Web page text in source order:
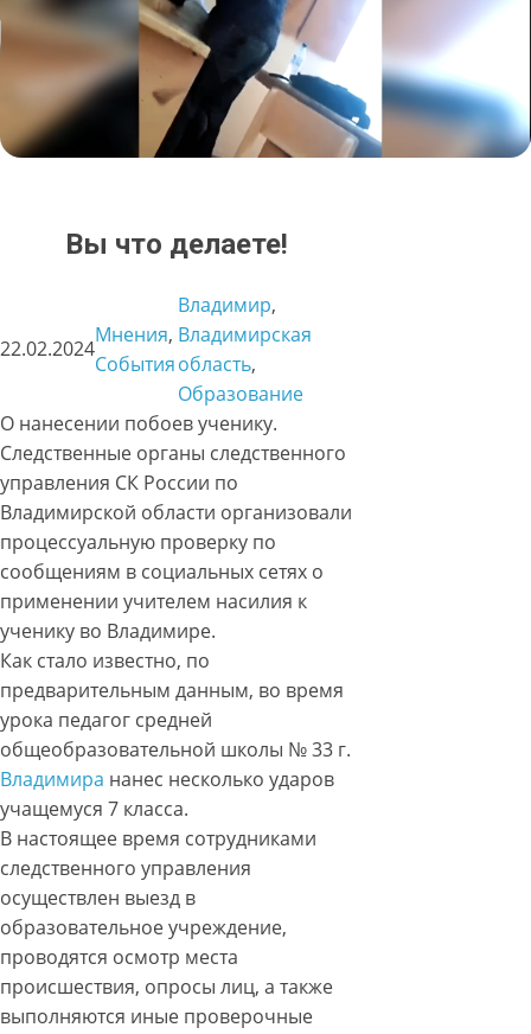
Вы что делаете!
22.02.2024
Мнения
События
Владимир
Владимирская
область
Образование
О нанесении побоев ученику.
Следственные органы следственного
управления СК России по
Владимирской области организовали
процессуальную проверку по
сообщениям в социальных сетях о
применении учителем насилия к
ученику во Владимире.
Как стало известно, по
предварительным данным, во время
урока педагог средней
общеобразовательной школы № 33 г.
Владимира нанес несколько ударов
учащемуся 7 класса.
В настоящее время сотрудниками
следственного управления
осуществлен выезд в
образовательное учреждение,
проводятся осмотр места
происшествия, опросы лиц, а также
выполняются иные проверочные